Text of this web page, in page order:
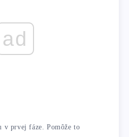
ad
v prvej fáze. Pomôže to